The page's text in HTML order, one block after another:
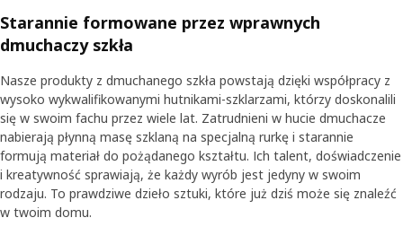
Starannie formowane przez wprawnych
dmuchaczy szkła
Nasze produkty z dmuchanego szkła powstają dzięki współpracy z
wysoko wykwalifikowanymi hutnikami-szklarzami, którzy doskonalili
się w swoim fachu przez wiele lat. Zatrudnieni w hucie dmuchacze
nabierają płynną masę szklaną na specjalną rurkę i starannie
formują materiał do pożądanego kształtu. Ich talent, doświadczenie
i kreatywność sprawiają, że każdy wyrób jest jedyny w swoim
rodzaju. To prawdziwe dzieło sztuki, które już dziś może się znaleźć
w twoim domu.